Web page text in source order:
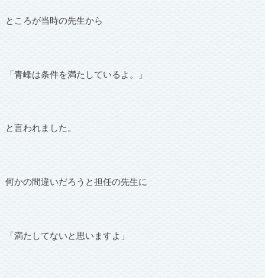
ところが当時の先生から
「青峰は条件を満たしているよ。」
と言われました。
何かの間違いだろうと担任の先生に
「満たしてないと思いますよ」